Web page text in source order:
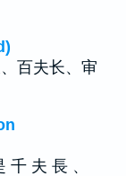
百夫长、审
夫 長 、